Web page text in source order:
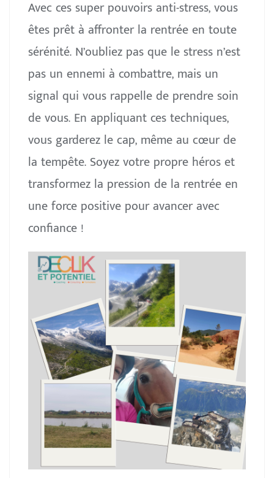
Avec ces super pouvoirs anti-stress, vous
êtes prêt à affronter la rentrée en toute
sérénité. N’oubliez pas que le stress n’est
pas un ennemi à combattre, mais un
signal qui vous rappelle de prendre soin
de vous. En appliquant ces techniques,
vous garderez le cap, même au cœur de
la tempête. Soyez votre propre héros et
transformez la pression de la rentrée en
une force positive pour avancer avec
confiance !